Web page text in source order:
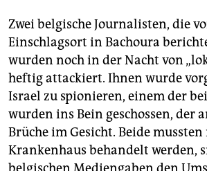
Zwei belgische Journalisten, die
Einschlagsort in Bachoura
wurden noch in der Nacht von
heftig attackiert. Ihnen wurde
Israel zu spionieren, einem der
wurden ins Bein geschossen, der
Brüche im Gesicht. Beide
Krankenhaus behandelt werden,